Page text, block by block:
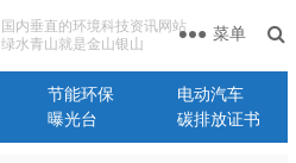
国内垂直的环境科技资讯网站
绿水青山就是金山银山
节能环保
电动汽车
曝光台 碳排放证书
菜单